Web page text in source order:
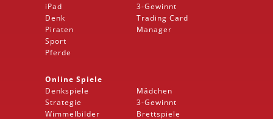
iPad
Denk
Piraten
Sport
Pferde
3-Gewinnt
Trading Card
Manager
Online Spiele
Denkspiele
Strategie
Wimmelbilder
Mädchen
3-Gewinnt
Brettspiele